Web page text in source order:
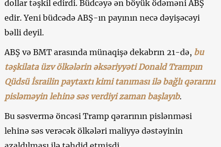
dollar təşkil edirdi. Büdcəyə ən böyük ödəməni ABŞ
edir. Yeni büdcədə ABŞ-ın payının necə dəyişəcəyi
bəlli deyil.
ABŞ və BMT arasında münaqişə dekabrın 21-də, bu
təşkilata üzv ölkələrin əksəriyyəti Donald Trampın
Qüdsü İsrailin paytaxtı kimi tanıması ilə bağlı qərarını
pisləməyin lehinə səs verdiyi zaman başlayıb.
Bu səsvermə öncəsi Tramp qərarının pislənməsi
lehinə səs verəcək ölkələri maliyyə dəstəyinin